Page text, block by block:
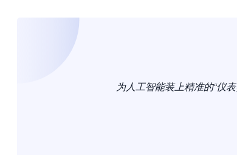
为人工智能装上精准的“仪